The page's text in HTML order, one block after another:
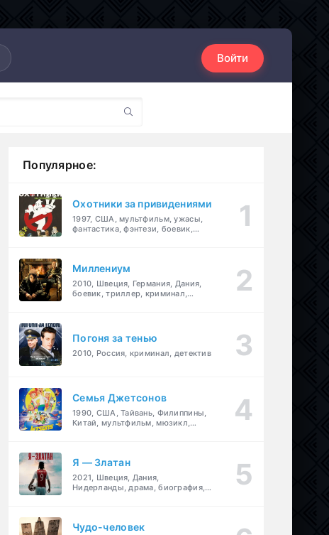
Войти
Популярное:
Охотники за привидениями
1997, США, мультфильм, ужасы,
фантастика, фэнтези, боевик,
Миллениум
2010, Швеция, Германия, Дания,
боевик, триллер, криминал,
Погоня за тенью
2010, Россия, криминал, детектив
Семья Джетсонов
1990, США, Тайвань, Филиппины,
Китай, мультфильм, мюзикл,
Я — Златан
2021, Швеция, Дания,
Нидерланды, драма, биография,
Чудо-человек